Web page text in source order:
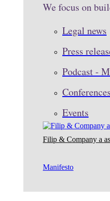
We focus on
Legal news
Press
Podcast -
Conferences
Events
Filip & Company a
Manifesto